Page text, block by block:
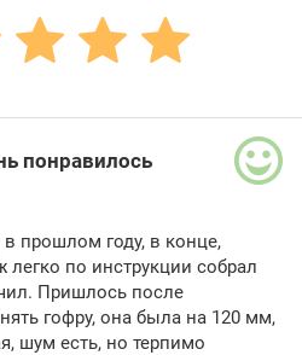
понравилось
прошлом году, в конце,
по инструкции собрал
Пришлось после
гофру, она была на 120 мм,
шум есть, но терпимо